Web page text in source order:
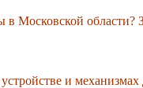
Московской
и механизмах